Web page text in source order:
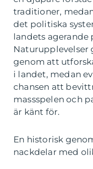
traditioner,
det politiska
landets agerande
Naturupplevelser
genom att
i landet, medan
chansen att
massspelen och
är känt för.
En historisk
nackdelar med